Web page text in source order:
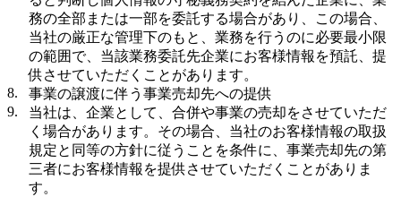
務の全部または一部を委託する場合があり、この場合、
当社の厳正な管理下のもと、業務を行うのに必要最小限
の範囲で、当該業務委託先企業にお客様情報を預託、提
供させていただくことがあります。
事業の譲渡に伴う事業売却先への提供
当社は、企業として、合併や事業の売却をさせていただ
く場合があります。その場合、当社のお客様情報の取扱
規定と同等の方針に従うことを条件に、事業売却先の第
三者にお客様情報を提供させていただくことがありま
す。